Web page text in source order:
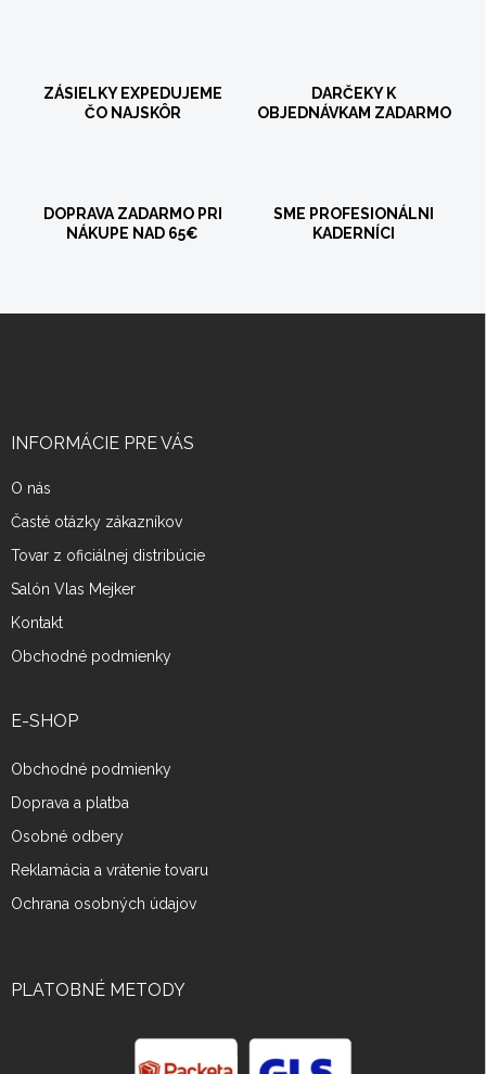
ZÁSIELKY EXPEDUJEME
ČO NAJSKÔR
DARČEKY K
OBJEDNÁVKAM ZADARMO
DOPRAVA ZADARMO PRI
NÁKUPE NAD 65€
SME PROFESIONÁLNI
KADERNÍCI
INFORMÁCIE PRE VÁS
O nás
Časté otázky zákazníkov
Tovar z oficiálnej distribúcie
Salón Vlas Mejker
Kontakt
Obchodné podmienky
E-SHOP
Obchodné podmienky
Doprava a platba
Osobné odbery
Reklamácia a vrátenie tovaru
Ochrana osobných údajov
PLATOBNÉ METODY